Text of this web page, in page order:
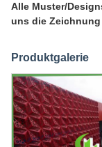
Alle Muster/
uns die
Produktgalerie